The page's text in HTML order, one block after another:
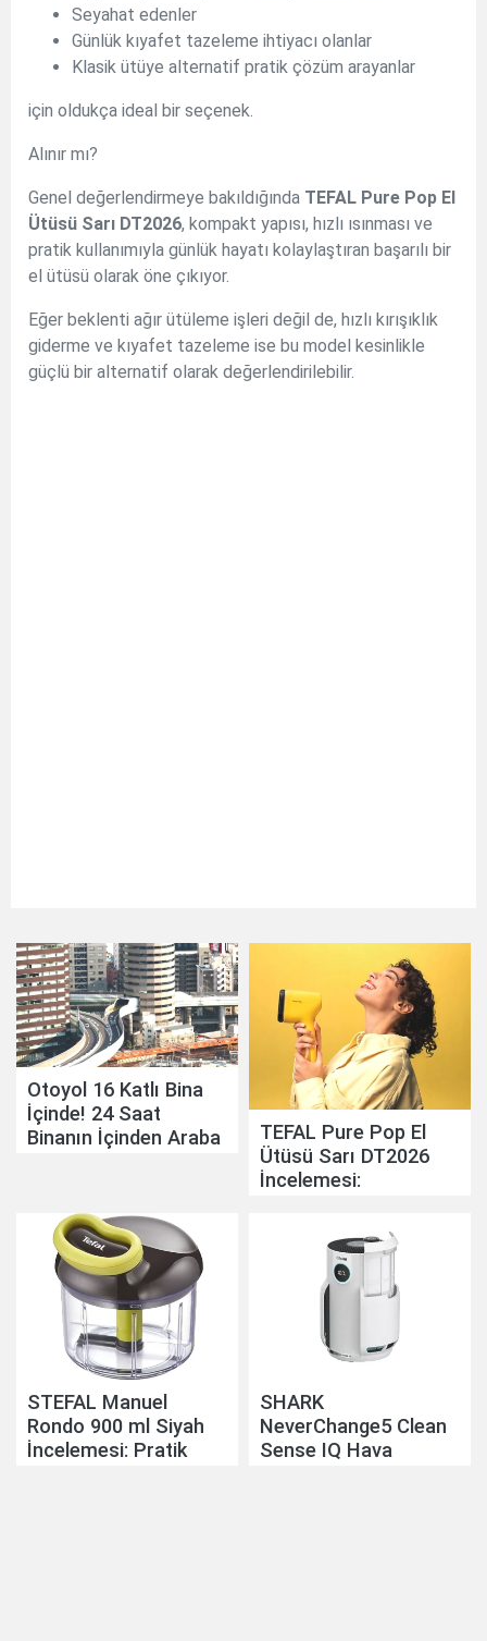
Seyahat edenler
Günlük kıyafet tazeleme ihtiyacı olanlar
Klasik ütüye alternatif pratik çözüm arayanlar
için oldukça ideal bir seçenek.
Alınır mı?
Genel değerlendirmeye bakıldığında TEFAL Pure Pop El
Ütüsü Sarı DT2026, kompakt yapısı, hızlı ısınması ve
pratik kullanımıyla günlük hayatı kolaylaştıran başarılı bir
el ütüsü olarak öne çıkıyor.
Eğer beklenti ağır ütüleme işleri değil de, hızlı kırışıklık
giderme ve kıyafet tazeleme ise bu model kesinlikle
güçlü bir alternatif olarak değerlendirilebilir.
Otoyol 16 Katlı Bina
İçinde! 24 Saat
Binanın İçinden Araba
TEFAL Pure Pop El
Ütüsü Sarı DT2026
İncelemesi:
Hayatı Kolaylaştırıyor
STEFAL Manuel
Rondo 900 ml Siyah
İncelemesi: Pratik
SHARK
NeverChange5 Clean
Sense IQ Hava